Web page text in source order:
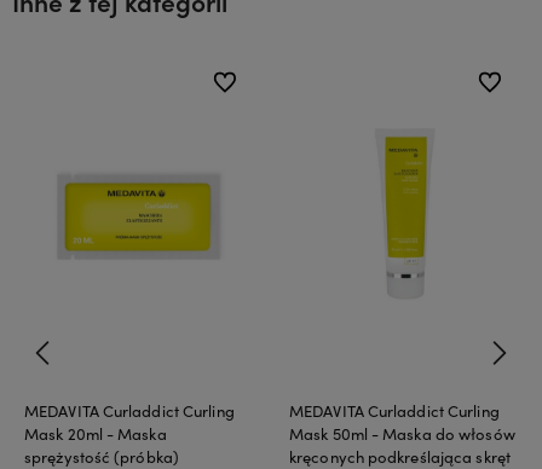
MEDAVITA Curladdict Curling
Mask 20ml - Maska
sprężystość (próbka)
do ulubionych
do ulubionych
MEDAVITA Curladdict Curling
Mask 50ml - Maska do włosów
kręconych podkreślająca skręt
do
do